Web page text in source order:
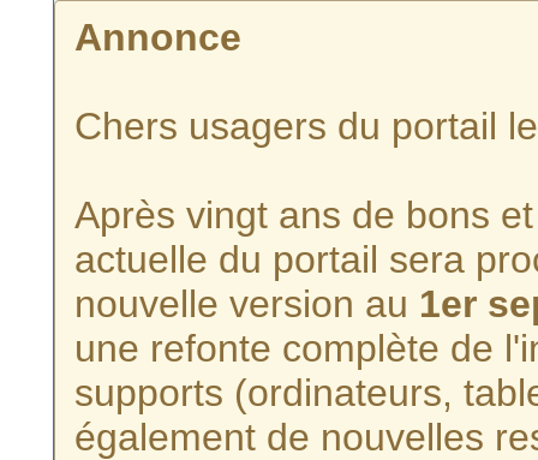
Annonce
Chers usagers du portail
Après vingt ans de bons
actuelle du portail sera
nouvelle version au 1er
une refonte complète de
supports (ordinateurs,
également de nouvelles